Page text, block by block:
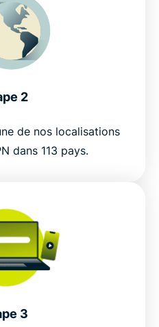
iOS, Android et plus
?
le monde
2
de nos localisations
dans 113 pays.
3